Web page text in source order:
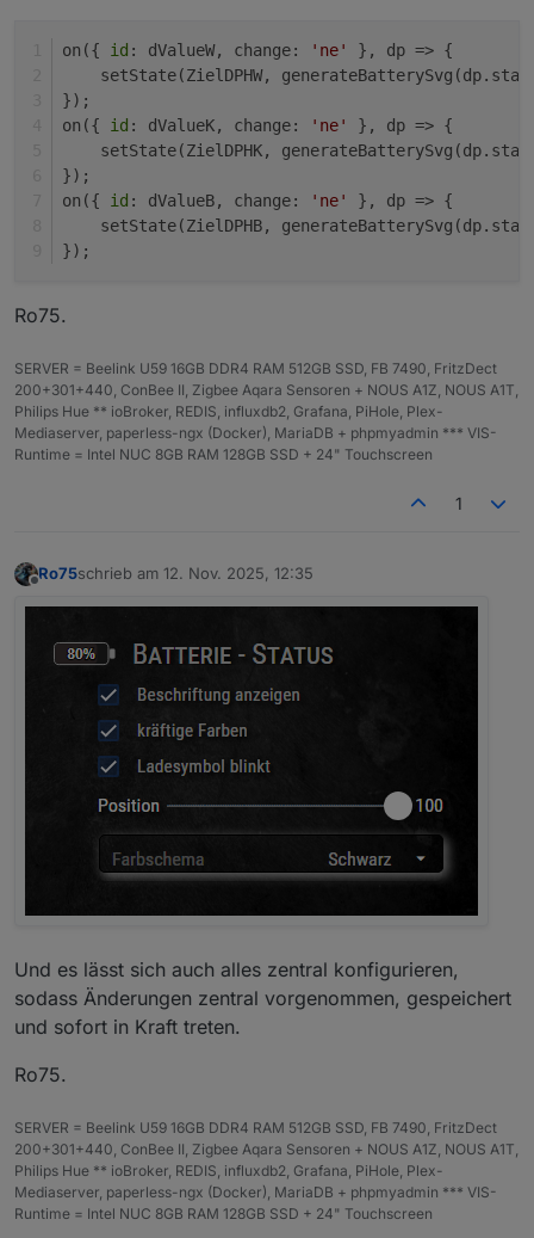
on({ id : dValueW, change: 'ne'
}, dp => {
setState(ZielDPHW,
});
on({ id : dValueK, change: 'ne'
}, dp => {
setState(ZielDPHK,
});
on({ id : dValueB, change: 'ne'
}, dp => {
setState(ZielDPHB,
});
Ro75.
SERVER = Beelink U59 16GB DDR4 RAM 512GB SSD, FB 7490, FritzDect
200+301+440, ConBee II, Zigbee Aqara Sensoren + NOUS A1Z, NOUS A1T,
Philips Hue ** ioBroker, REDIS, influxdb2, Grafana, PiHole, Plex-
Mediaserver, paperless-ngx (Docker), MariaDB + phpmyadmin *** VIS-
Runtime = Intel NUC 8GB RAM 128GB SSD + 24" Touchscreen
1
Ro75schrieb am 12. Nov. 2025, 12:35
zuletzt editiert von
Und es lässt sich auch alles zentral konfigurieren,
sodass Änderungen zentral vorgenommen, gespeichert
und sofort in Kraft treten.
Ro75.
SERVER = Beelink U59 16GB DDR4 RAM 512GB SSD, FB 7490, FritzDect
200+301+440, ConBee II, Zigbee Aqara Sensoren + NOUS A1Z, NOUS A1T,
Philips Hue ** ioBroker, REDIS, influxdb2, Grafana, PiHole, Plex-
Mediaserver, paperless-ngx (Docker), MariaDB + phpmyadmin *** VIS-
Runtime = Intel NUC 8GB RAM 128GB SSD + 24" Touchscreen